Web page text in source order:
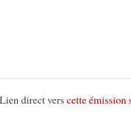
Lien direct vers cette émission